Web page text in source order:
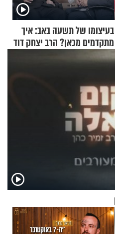
בעיצומו של תשעה באב: איך
מתקדמים מכאן? הרב יצחק דוד
גרוסמן בשיחה מיוחדת